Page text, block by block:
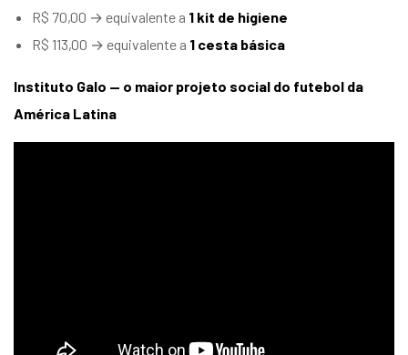
R$ 70,00 → equivalente a 1 kit de higiene
R$ 113,00 → equivalente a 1 cesta básica
Instituto Galo — o maior projeto social do futebol da
América Latina